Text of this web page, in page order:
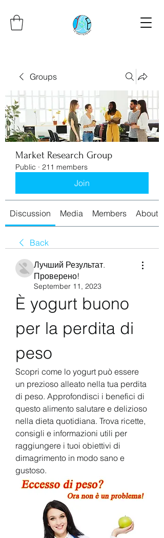
Groups
Market Research Group
Public · 211 members
Join
Discussion Media Members About
Back
Лучший Результат.
Проверено!
September 11, 2023
È yogurt buono
per la perdita di
peso
Scopri come lo yogurt può essere
un prezioso alleato nella tua perdita
di peso. Approfondisci i benefici di
questo alimento salutare e delizioso
nella dieta quotidiana. Trova ricette,
consigli e informazioni utili per
raggiungere i tuoi obiettivi di
dimagrimento in modo sano e
gustoso.